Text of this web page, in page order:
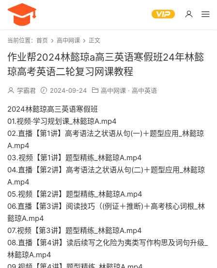
当前位置： 首页 高中网课 正文
作业帮2024林懿琼a高三英语寒假班24年林懿
琼高考英语二轮复习网课教程
学霸君 2024-09-24 高中网课 · 高中英语
2024林懿琼高三英语寒假班
01.视频·学习规划课_林懿琼A.mp4
02.直播【第1讲】高考语法之状语从句(一)＋题型应用_林懿琼
A.mp4
03.视频【第1讲】题型精练_林懿琼A.mp4
04.直播【第2讲】高考语法之状语从句(二)＋题型应用_林懿琼
A.mp4
05.视频【第2讲】题型精练_林懿琼A.mp4
06.直播【第3讲】阅读技巧（(例证＋推断)＋高考核心词根_林
懿琼A.mp4
07.视频【第3讲】题型精练_林懿琼A.mp4
08.直播【第4讲】读后续写之化险为夷类写作构思及词句升级_
林懿琼A.mp4